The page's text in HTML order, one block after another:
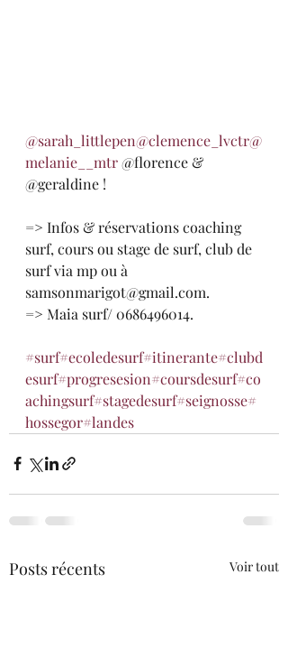
@sarah_littlepen@clemence_lvctr@
melanie__mtr @florence &
@geraldine !
=> Infos & réservations coaching
surf, cours ou stage de surf, club de
surf via mp ou à
samsonmarigot@gmail.com.
=> Maia surf/ 0686496014.
#surf#ecoledesurf#itinerante#clubd
esurf#progresesion#coursdesurf#co
achingsurf#stagedesurf#seignosse#
hossegor#landes
Posts récents Voir tout